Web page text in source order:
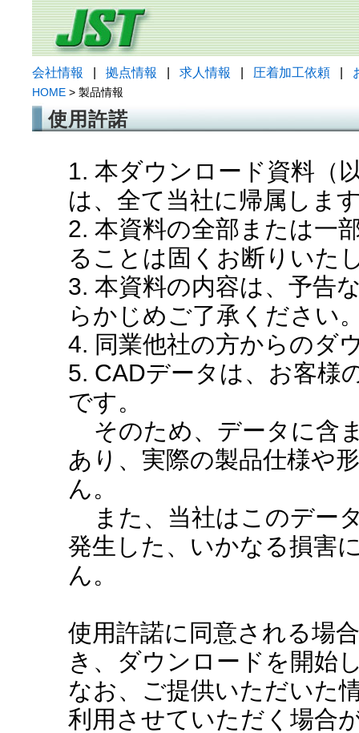
会社情報 拠点情報 求人情報 圧着加工依頼
HOME > 製品情報
使用許諾
1. 本ダウンロード資料（
は、全て当社に帰属しま
2. 本資料の全部または一
ることは固くお断りいた
3. 本資料の内容は、予告
らかじめご了承ください
4. 同業他社の方からのダ
5. CADデータは、お客様
です。
そのため、データに含
あり、実際の製品仕様や
ん。
また、当社はこのデー
発生した、いかなる損害
ん。
使用許諾に同意される場
き、ダウンロードを開始
なお、ご提供いただいた
利用させていただく場合